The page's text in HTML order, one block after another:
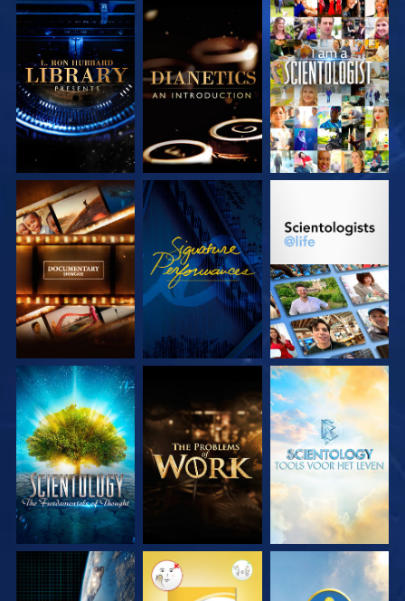
VERKEN DE SERIE VERKEN DE SERIE KIJK
VERKEN DE SERIE KIJK VERKEN DE SERIE
VERKEN DE SERIE VERKEN DE SERIE VERKEN DE SERIE